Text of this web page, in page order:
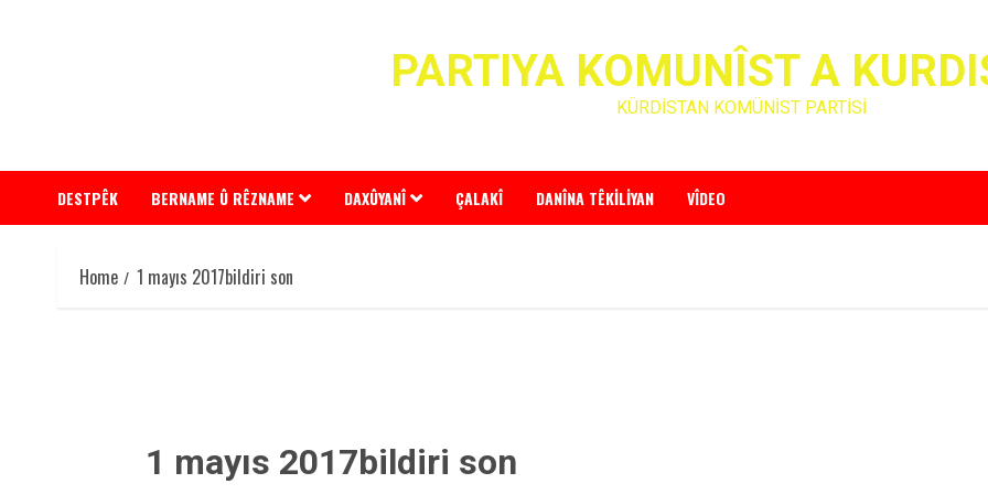
PARTIYA KOMUNÎST A
KÜRDİSTAN KOMÜNİST PARTİSİ
DESTPÊK BERNAME Û RÊZNAME DAXÛYANÎ ÇALAKÎ DANÎNA TÊKILIYAN VÎDEO
Home 1 mayıs 2017bildiri son
1 mayıs 2017bildiri son